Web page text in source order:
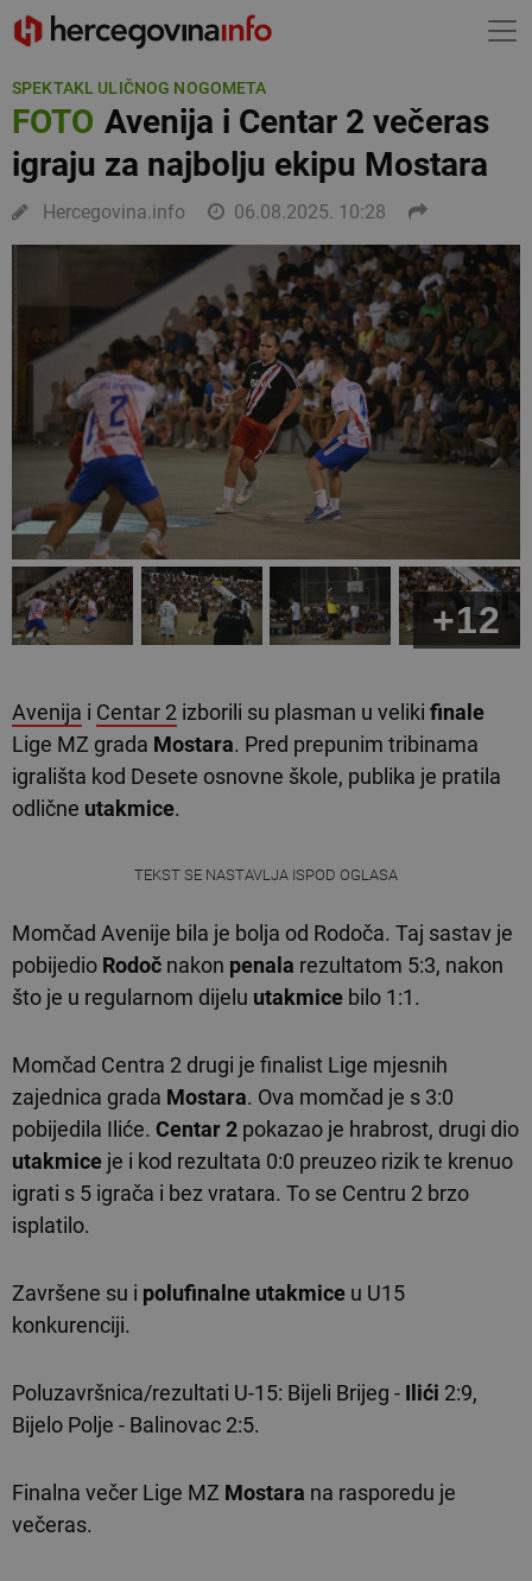
SPEKTAKL ULIČNOG NOGOMETA
FOTOAvenija i Centar 2 večeras
igraju za najbolju ekipu Mostara
Hercegovina.info 06.08.2025. 10:28
+12
Avenija i Centar 2 izborili su plasman u veliki finale
Lige MZ grada Mostara. Pred prepunim tribinama
igrališta kod Desete osnovne škole, publika je pratila
odlične utakmice.
TEKST SE NASTAVLJA ISPOD OGLASA
Momčad Avenije bila je bolja od Rodoča. Taj sastav je
pobijedio Rodoč nakon penala rezultatom 5:3, nakon
što je u regularnom dijelu utakmice bilo 1:1.
Momčad Centra 2 drugi je finalist Lige mjesnih
zajednica grada Mostara. Ova momčad je s 3:0
pobijedila Iliće. Centar 2 pokazao je hrabrost, drugi dio
utakmice je i kod rezultata 0:0 preuzeo rizik te krenuo
igrati s 5 igrača i bez vratara. To se Centru 2 brzo
isplatilo.
Završene su i polufinalne utakmice u U15
konkurenciji.
Poluzavršnica/rezultati U-15: Bijeli Brijeg - Ilići 2:9,
Bijelo Polje - Balinovac 2:5.
Finalna večer Lige MZ Mostara na rasporedu je
večeras.